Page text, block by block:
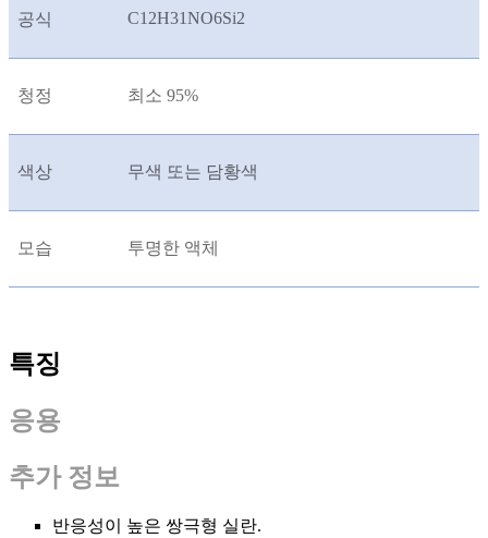
공식 C12H31NO6Si2
청정 최소 95%
색상 무색 또는 담황색
모습 투명한 액체
특징
응용
추가 정보
반응성이 높은 쌍극형 실란.